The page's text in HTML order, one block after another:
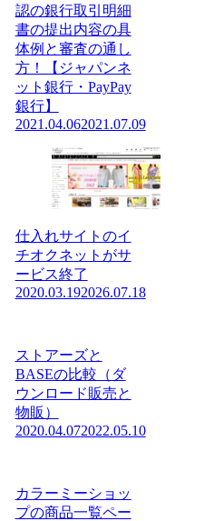
認の銀行取引明細
書の提出内容の具
体例と審査の通し
方！【ジャパンネ
ット銀行・PayPay
銀行】
2021.04.062021.07.09
仕入れサイトのイ
チオクネットがサ
ービス終了
2020.03.192026.07.18
ストアーズと
BASEの比較（ダ
ウンロード販売と
物販）
2020.04.072022.05.10
カラーミーショッ
プの商品一覧ペー